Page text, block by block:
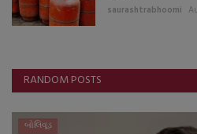
saurashtrabhoomi
RANDOM POSTS
બોલિવૂડ